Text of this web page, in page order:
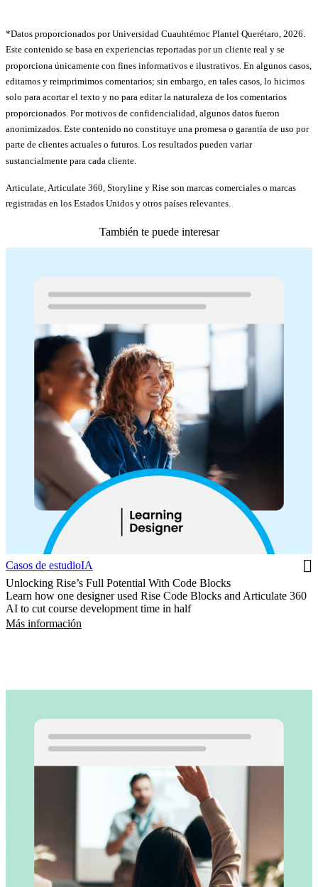
*Datos proporcionados por Universidad Cuauhtémoc Plantel Querétaro, 2026.
Este contenido se basa en experiencias reportadas por un cliente real y se
proporciona únicamente con fines informativos e ilustrativos. En algunos casos,
editamos y reimprimimos comentarios; sin embargo, en tales casos, lo hicimos
solo para acortar el texto y no para editar la naturaleza de los comentarios
proporcionados. Por motivos de confidencialidad, algunos datos fueron
anonimizados. Este contenido no constituye una promesa o garantía de uso por
parte de clientes actuales o futuros. Los resultados pueden variar
sustancialmente para cada cliente.
Articulate, Articulate 360, Storyline y Rise son marcas comerciales o marcas
registradas en los Estados Unidos y otros países relevantes.
También te puede interesar
Casos de estudioIA
Unlocking Rise’s Full Potential With Code Blocks
Learn how one designer used Rise Code Blocks and Articulate 360
AI to cut course development time in half
Más información